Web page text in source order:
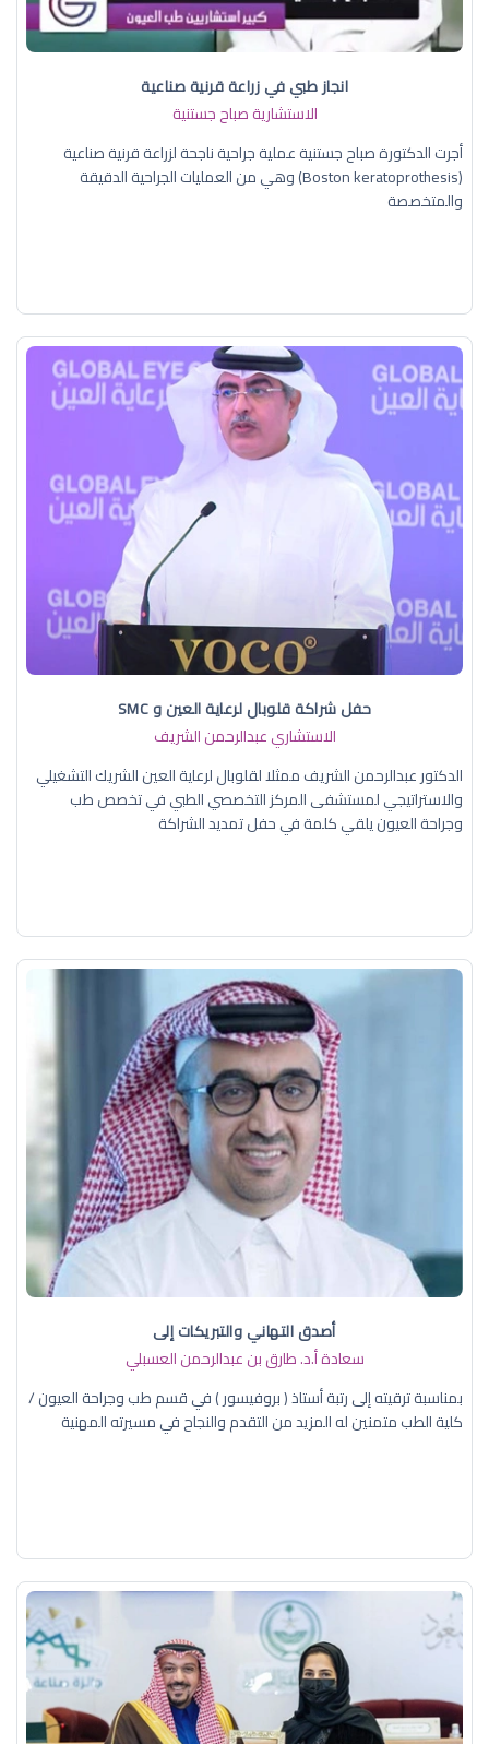
انجاز طبي في زراعة قرنية صناعية
الاستشارية صباح جستنية
أجرت الدكتورة صباح جستنية عملية جراحية ناجحة لزراعة قرنية صناعية
(Boston keratoprothesis) وهي من العمليات الجراحية الدقيقة
والمتخصصة
حفل شراكة قلوبال لرعاية العين و SMC
الاستشاري عبدالرحمن الشريف
الدكتور عبدالرحمن الشريف ممثلا لقلوبال لرعاية العين الشريك التشغيلي
والاستراتيجي لمستشفى المركز التخصصي الطبي في تخصص طب
وجراحة العيون يلقي كلمة في حفل تمديد الشراكة
أصدق التهاني والتبريكات إلى
سعادة أ.د. ​طارق بن عبدالرحمن العسبلي
بمناسبة ترقيته إلى رتبة أستاذ ( بروفيسور ) في قسم طب وجراحة العيون /
كلية الطب متمنين له المزيد من التقدم والنجاح في مسيرته المهنية